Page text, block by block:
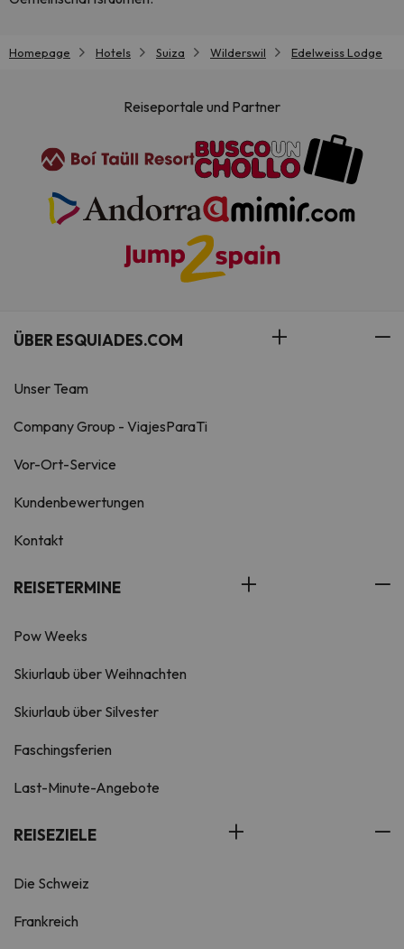
Homepage Hotels Suiza Wilderswil Edelweiss Lodge
Reiseportale und Partner
ÜBER ESQUIADES.COM
Unser Team
Company Group - ViajesParaTi
Vor-Ort-Service
Kundenbewertungen
Kontakt
REISETERMINE
Pow Weeks
Skiurlaub über Weihnachten
Skiurlaub über Silvester
Faschingsferien
Last-Minute-Angebote
REISEZIELE
Die Schweiz
Frankreich